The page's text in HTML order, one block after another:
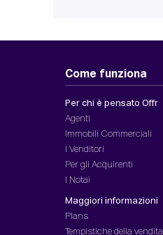
Come funziona
Per chi è pensato Offr
Agenti
Immobili Commerciali
I Venditori
Per gli Acquirenti
I Notai
Maggiori informazioni
Plans
Tempistiche della vendita